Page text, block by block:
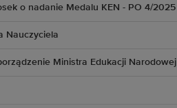
o nadanie Medalu KEN - PO 4/2025
Nauczyciela
Ministra Edukacji Narodowej